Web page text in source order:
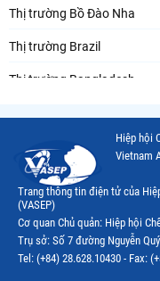
Thị trường Bồ Đào Nha
Thị trường Brazil
Thị trường Bangladesh
Thị trường Canada
Thị trường Ecuador
Thị trường EU
Thị trường Indonesia
Hiệp hội
Vietnam
Trang thông tin điện tử của
(VASEP)
Cơ quan Chủ quản: Hiệp hội
Trụ sở: Số 7 đường Nguyễn
Tel: (+84) 28.628.10430 - Fax: